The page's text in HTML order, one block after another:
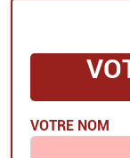
VOTRE NOM